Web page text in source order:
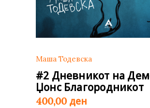
Маша Тодевска
#2 Дневникот на
Џонс Благородникот
400,00 ден